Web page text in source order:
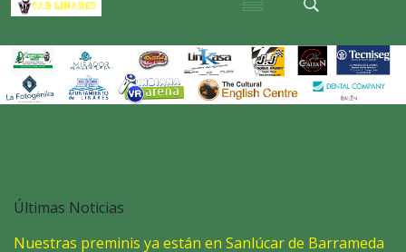
Últimas Noticias
Nuestras preminis ya están en Sanlúcar de Barrameda